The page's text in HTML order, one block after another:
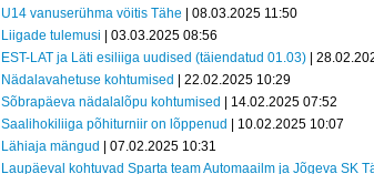
U14 vanuserühma vöitis Tähe | 08.03.2025 11:50
Liigade tulemusi | 03.03.2025 08:56
EST-LAT ja Läti esiliiga uudised (täiendatud 01.03) |
Nädalavahetuse kohtumised
| 22.02.2025 10:29
Sõbrapäeva nädalalõpu kohtumised
| 14.02.2025 07:52
Saalihokiliiga põhiturniir on lõppenud
| 10.02.2025 10:07
Lähiaja mängud
| 07.02.2025 10:31
Laupäeval kohtuvad Sparta team Automaailm ja Jõgeva SK